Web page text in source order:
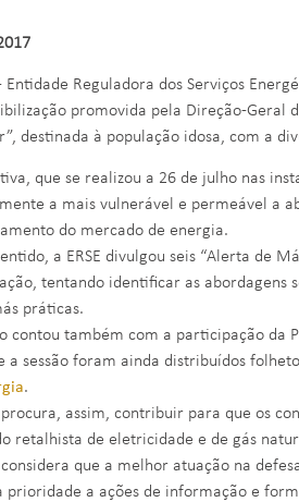
Entidade Reguladora dos Serviços
promovida pela Direção-Geral
destinada à população idosa, com a
que se realizou a 26 de julho nas
a mais vulnerável e permeável a
do mercado de energia.
a ERSE divulgou seis “Alerta de
tentando identificar as abordagens
práticas.
contou também com a participação da
a sessão foram ainda distribuídos
.
procura, assim, contribuir para que os
retalhista de eletricidade e de gás
considera que a melhor atuação na
prioridade a ações de informação e